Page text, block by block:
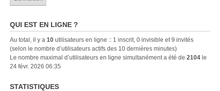
QUI EST EN LIGNE ?
Au total, il y a 10 utilisateurs en ligne :: 1 inscrit, 0 invisible et 9 invités
(selon le nombre d’utilisateurs actifs des 10 dernières minutes)
Le nombre maximal d’utilisateurs en ligne simultanément a été de 2104 le
24 févr. 2026 06:35
STATISTIQUES